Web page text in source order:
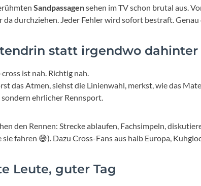
PUKY
RFR
RockShox
Sigg
Sportourer
Sandpassagensehen im TV schon brutal aus.
da durchziehen. Jeder Fehler wird sofort bestraft. Genau
statt irgendwo dahinter
ist nah. Richtig nah.
das Atmen, siehst die Linienwahl, merkst, wie das
sondern ehrlicher Rennsport.
den Rennen: Strecke ablaufen, Fachsimpeln,
sie fahren 😅). Dazu Cross-Fans aus halb Europa,
Leute, guter Tag